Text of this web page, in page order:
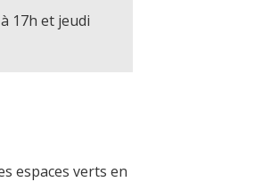
17h et jeudi
espaces verts en